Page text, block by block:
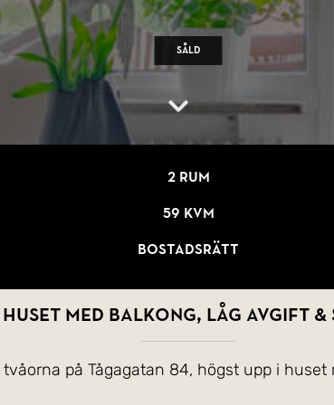
Såld
2 rum
59 kvm
Bostadsrätt
huset med balkong, låg avgift
på Tågagatan 84, högst upp i